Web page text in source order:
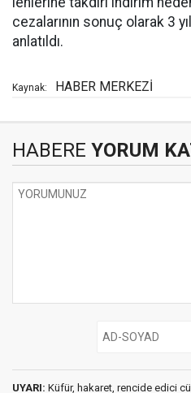
cezalarının sonuç olarak 3
anlatıldı.
Kaynak: HABER MERKEZİ
HABERE YORUM
UYARI: Küfür, hakaret, rencide edici